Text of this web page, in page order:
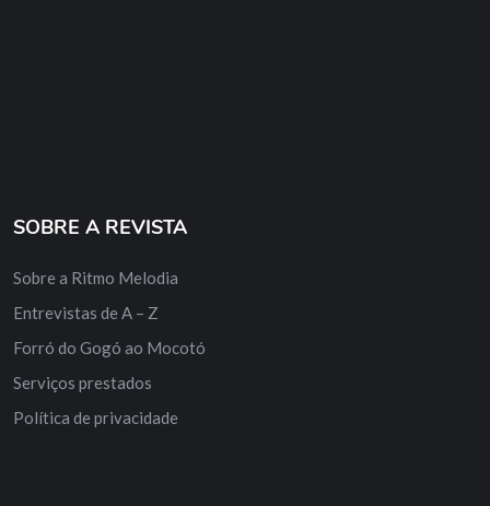
SOBRE A REVISTA
Sobre a Ritmo Melodia
Entrevistas de A – Z
Forró do Gogó ao Mocotó
Serviços prestados
Política de privacidade